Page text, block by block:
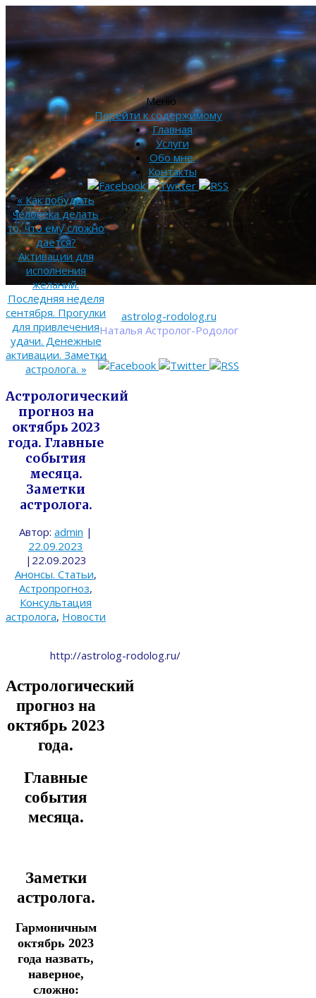
astrolog-rodolog.ru
Наталья Астролог-Родолог
Меню
Перейти к содержимому
Главная
Услуги
Обо мне.
Контакты
«Как побудить
человека делать
то, что ему сложно
даётся?
Активации для
исполнения
желаний.
Последняя неделя
сентября. Прогулки
для привлечения
удачи. Денежные
активации. Заметки
астролога. »
Астрологический
прогноз на
октябрь 2023
года. Главные
события
месяца.
Заметки
астролога.
Автор: admin |
22.09.2023
| 22.09.2023
Анонсы. Статьи,
Астропрогноз,
Консультация
астролога, Новости
http://astrolog-rodolog.ru/
Астрологический
прогноз на
октябрь 2023
года.
Главные
события
месяца.
Заметки
астролога.
Гармоничным
октябрь 2023
года назвать,
наверное,
сложно: